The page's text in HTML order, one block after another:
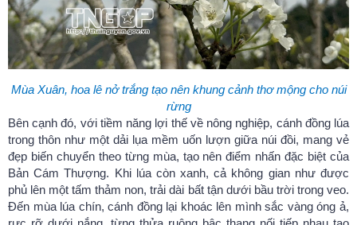
Mùa Xuân, hoa lê nở trắng tạo nên khung cảnh thơ mộng cho núi
rừng
Bên cạnh đó, với tiềm năng lợi thế về nông nghiệp, cánh đồng lúa
trong thôn như một dải lụa mềm uốn lượn giữa núi đồi, mang vẻ
đẹp biến chuyển theo từng mùa, tạo nên điểm nhấn đặc biệt của
Bản Cám Thượng. Khi lúa còn xanh, cả không gian như được
phủ lên một tấm thảm non, trải dài bất tận dưới bầu trời trong veo.
Đến mùa lúa chín, cánh đồng lại khoác lên mình sắc vàng óng ả,